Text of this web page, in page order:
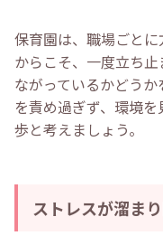
保育園は、職場ごとに
からこそ、一度立ち止
ながっているかどうか
を責め過ぎず、環境を
歩と考えましょう。
ストレスが溜ま